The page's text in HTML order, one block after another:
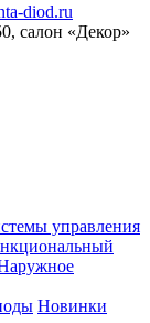
diod.ru
салон «Декор»
управления
Новинки